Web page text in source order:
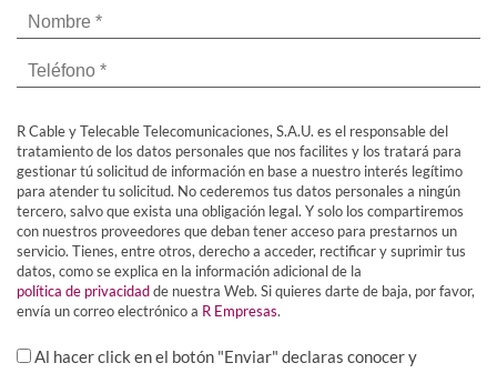
R Cable y Telecable Telecomunicaciones, S.A.U. es el responsable del
tratamiento de los datos personales que nos facilites y los tratará para
gestionar tú solicitud de información en base a nuestro interés legítimo
para atender tu solicitud. No cederemos tus datos personales a ningún
tercero, salvo que exista una obligación legal. Y solo los compartiremos
con nuestros proveedores que deban tener acceso para prestarnos un
servicio. Tienes, entre otros, derecho a acceder, rectificar y suprimir tus
datos, como se explica en la información adicional de la
política de privacidadde nuestra Web. Si quieres darte de baja, por favor,
envía un correo electrónico a R Empresas.
Al hacer click en el botón "Enviar" declaras conocer y